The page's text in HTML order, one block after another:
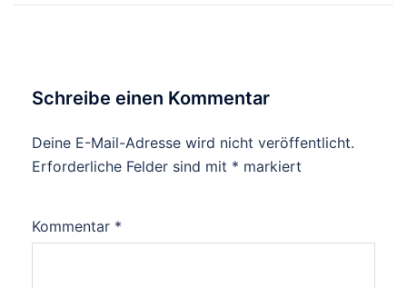
Schreibe einen Kommentar
Deine E-Mail-Adresse wird nicht veröffentlicht.
Erforderliche Felder sind mit * markiert
Kommentar *